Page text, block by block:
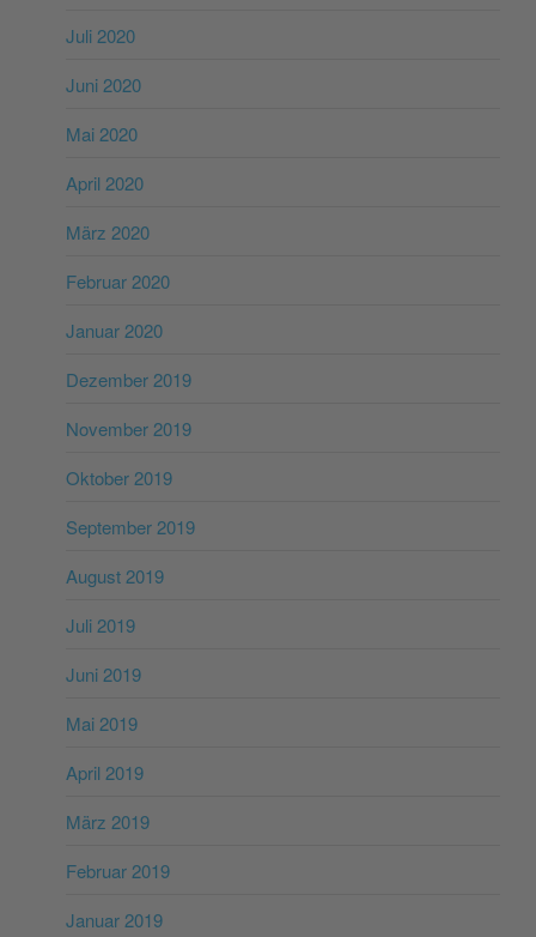
Juli 2020
Juni 2020
Mai 2020
April 2020
März 2020
Februar 2020
Januar 2020
Dezember 2019
November 2019
Oktober 2019
September 2019
August 2019
Juli 2019
Juni 2019
Mai 2019
April 2019
März 2019
Februar 2019
Januar 2019